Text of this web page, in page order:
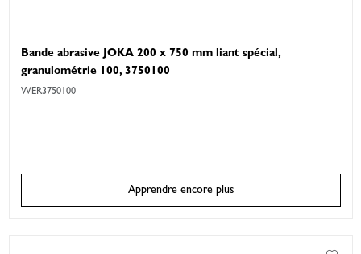
Bande abrasive JOKA 200 x 750 mm liant spécial,
granulométrie 100, 3750100
WER3750100
Apprendre encore plus